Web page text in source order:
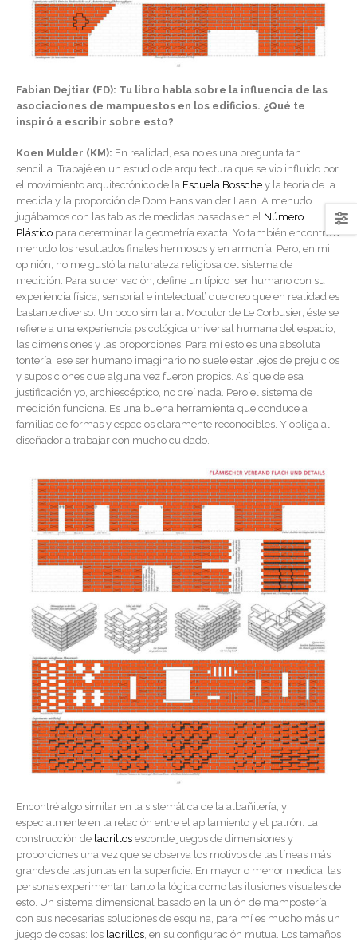
Fabian Dejtiar (FD): Tu libro habla sobre la influencia de las
asociaciones de mampuestos en los edificios. ¿Qué te
inspiró a escribir sobre esto?
Koen Mulder (KM): En realidad, esa no es una pregunta tan
sencilla. Trabajé en un estudio de arquitectura que se vio influido por
el movimiento arquitectónico de la Escuela Bossche y la teoría de la
medida y la proporción de Dom Hans van der Laan. A menudo
jugábamos con las tablas de medidas basadas en el Número
Plástico para determinar la geometría exacta. Yo también encontré a
menudo los resultados finales hermosos y en armonía. Pero, en mi
opinión, no me gustó la naturaleza religiosa del sistema de
medición. Para su derivación, define un típico ‘ser humano con su
experiencia física, sensorial e intelectual’ que creo que en realidad es
bastante diverso. Un poco similar al Modulor de Le Corbusier; éste se
refiere a una experiencia psicológica universal humana del espacio,
las dimensiones y las proporciones. Para mí esto es una absoluta
tontería; ese ser humano imaginario no suele estar lejos de prejuicios
y suposiciones que alguna vez fueron propios. Así que de esa
justificación yo, archiescéptico, no creí nada. Pero el sistema de
medición funciona. Es una buena herramienta que conduce a
familias de formas y espacios claramente reconocibles. Y obliga al
diseñador a trabajar con mucho cuidado.
Encontré algo similar en la sistemática de la albañilería, y
especialmente en la relación entre el apilamiento y el patrón. La
construcción de ladrillos esconde juegos de dimensiones y
proporciones una vez que se observa los motivos de las líneas más
grandes de las juntas en la superficie. En mayor o menor medida, las
personas experimentan tanto la lógica como las ilusiones visuales de
esto. Un sistema dimensional basado en la unión de mampostería,
con sus necesarias soluciones de esquina, para mí es mucho más un
juego de cosas: los ladrillos, en su configuración mutua. Los tamaños